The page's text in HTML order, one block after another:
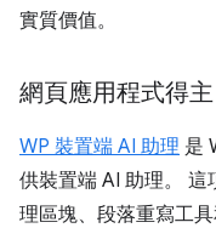
實質價值。
網頁應用程式得
WP 裝置端 AI 助理 是
供裝置端 AI 助理。
理區塊、段落重寫工具